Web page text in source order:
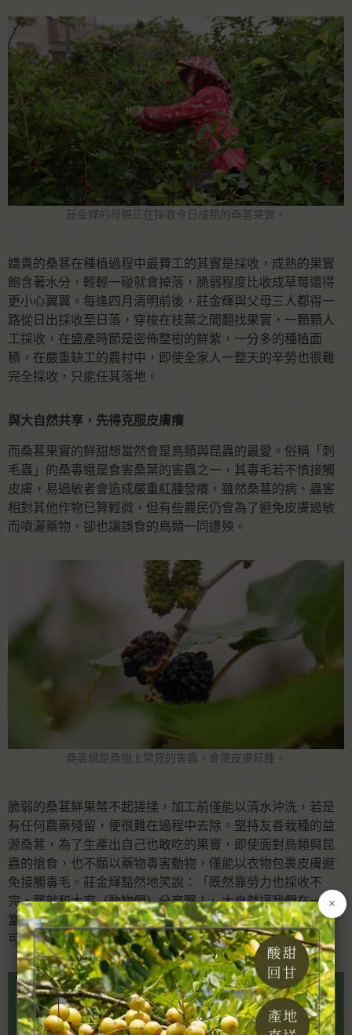
莊金輝的母親正在採收今日成熟的桑葚果實。
嬌貴的桑葚在種植過程中最費工的其實是採收，成熟的果實
飽含著水分，輕輕一碰就會掉落，脆弱程度比收成草莓還得
更小心翼翼。每逢四月清明前後，莊金輝與父母三人都得一
路從日出採收至日落，穿梭在枝葉之間翻找果實，一顆顆人
工採收，在盛產時節是密佈整樹的鮮紫，一分多的種植面
積，在嚴重缺工的農村中，即使全家人一整天的辛勞也很難
完全採收，只能任其落地。
與大自然共享，先得克服皮膚癢
而桑葚果實的鮮甜想當然會是鳥類與昆蟲的最愛。俗稱「刺
毛蟲」的桑毒蛾是食害桑葉的害蟲之一，其毒毛若不慎接觸
皮膚，易過敏者會造成嚴重紅腫發癢，雖然桑葚的病、蟲害
相對其他作物已算輕微，但有些農民仍會為了避免皮膚過敏
而噴灑藥物，卻也讓誤食的鳥類一同遭殃。
桑毒蛾是桑樹上常見的害蟲，會使皮膚紅腫。
脆弱的桑葚鮮果禁不起搓揉，加工前僅能以清水沖洗，若是
有任何農藥殘留，便很難在過程中去除。堅持友善栽種的益
源桑葚，為了生產出自己也敢吃的果實，即使面對鳥類與昆
蟲的搶食，也不願以藥物毒害動物，僅能以衣物包裹皮膚避
免接觸毒毛。莊金輝豁然地笑說：「既然靠勞力也採收不
完，那就和大家（動物們）分享囉！」大自然讓我們在一年
當中得以收成，那麼與大自然中的動物們共享，又有何不
可？
冷門小知識—桑葚染手如何清？
×